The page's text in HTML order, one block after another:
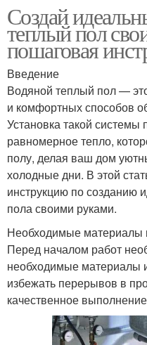
Создай
теплый пол
пошаговая
Введение
Водяной теплый пол —
и комфортных способов
Установка такой системы
равномерное тепло,
полу, делая ваш дом
холодные дни. В этой
инструкцию по созданию
пола своими руками.
Необходимые материалы
Перед началом работ
необходимые материалы
избежать перерывов в
качественное